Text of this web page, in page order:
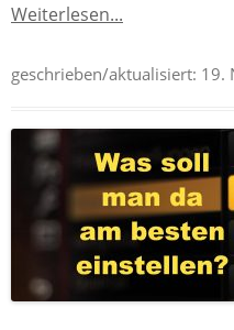
Weiterlesen...
geschrieben/aktualisiert: 19.